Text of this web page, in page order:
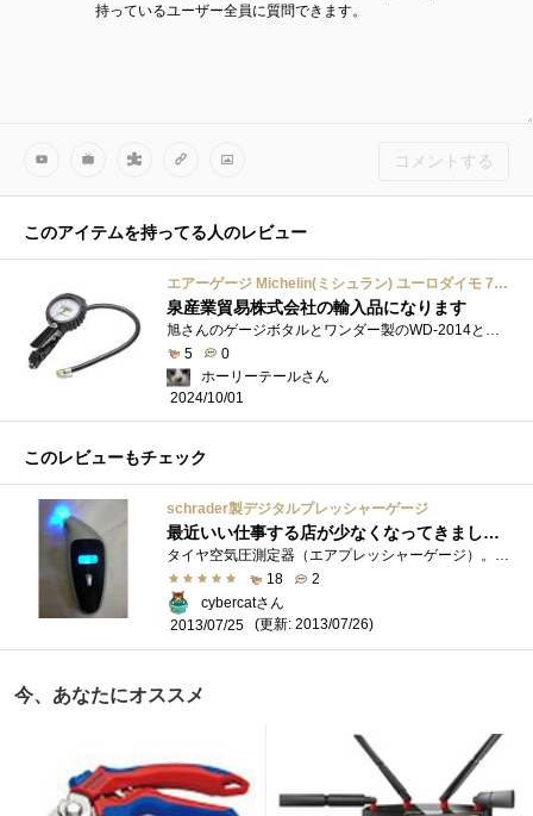
持っているユーザー全員に質問できます。
コメントする
このアイテムを持ってる人のレビュー
エアーゲージ Michelin(ミシュラン) ユーロダイモ 70～600(KPa) WD-2014ML STRAIGHT/15-2014
泉産業貿易株式会社の輸入品になります
旭さんのゲージボタルとワンダー製のWD-2014と迷いました。旭のゲージボタルは半握りでエアー圧減圧握りこむとエアー加圧耐久性は、、、、ちょ�...
5
0
ホーリーテールさん
2024/10/01
このレビューもチェック
schrader製デジタルプレッシャーゲージ
最近いい仕事する店が少なくなってきました．．．
タイヤ空気圧測定器（エアプレッシャーゲージ）。ポイントはミシュラン認証？一般的に多いゲージはアナログ式だが（そっちも持っていて車に�...
18
2
cybercatさん
2013/07/25
(更新: 2013/07/26)
今、あなたにオススメ